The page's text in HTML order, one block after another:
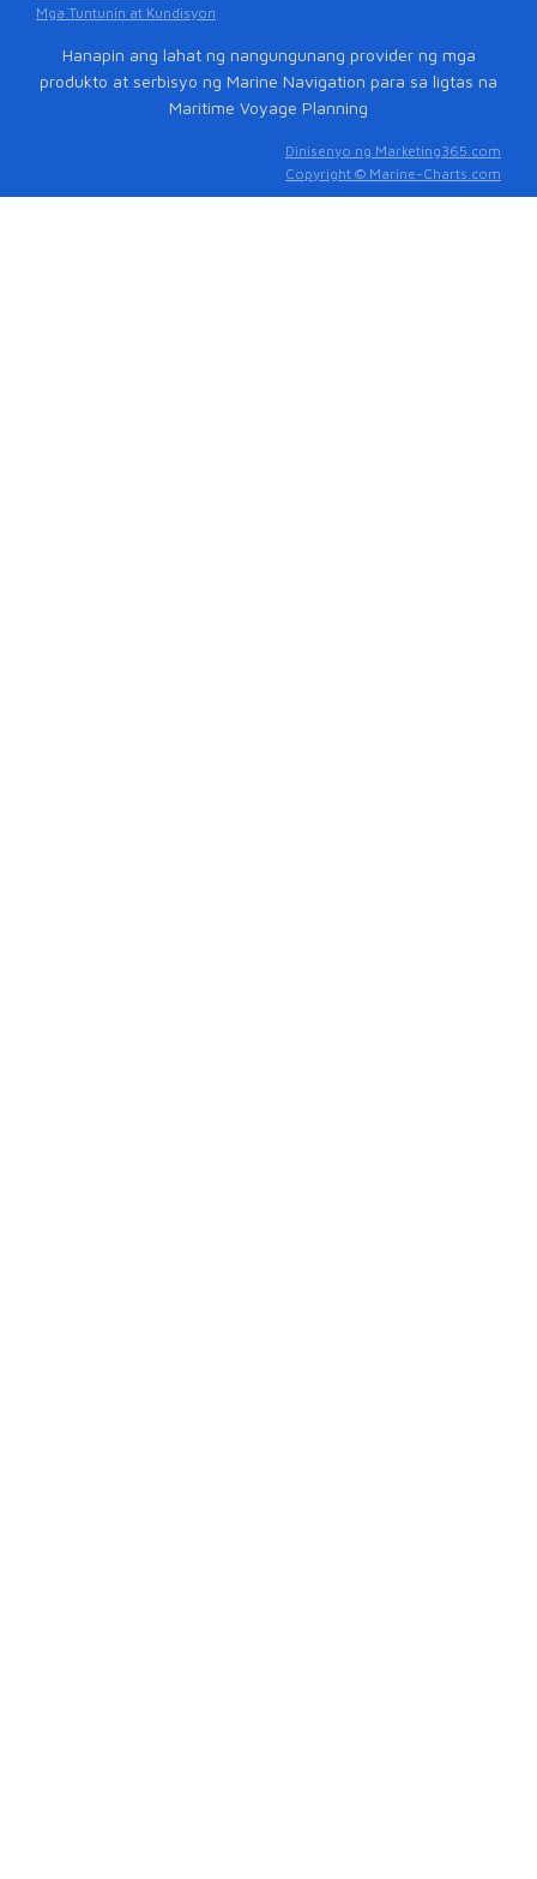
Mga Tuntunin at Kundisyon
Hanapin ang lahat ng nangungunang provider ng mga
produkto at serbisyo ng Marine Navigation para sa ligtas na
Maritime Voyage Planning
Dinisenyo ng Marketing365.com
Copyright © Marine-Charts.com